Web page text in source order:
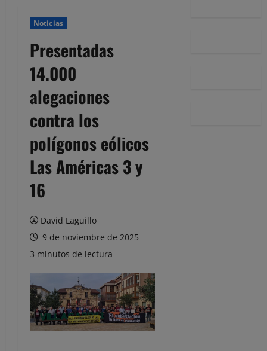
Noticias
Presentadas
14.000
alegaciones
contra los
polígonos eólicos
Las Américas 3 y
16
David Laguillo
9 de noviembre de 2025
3 minutos de lectura